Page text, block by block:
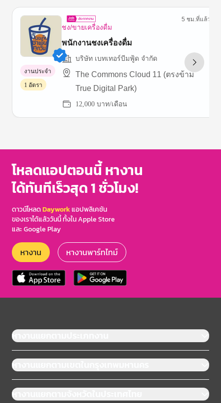
ชง/ขายเครื่องดื่ม
5 ชม.ที่แล้ว
พนักงานชงเครื่องดื่ม
บริษัท เบทเทอร์บีมฟู้ด จำกัด
The Commons Cloud 11 (ตรงข้าม
True Digital Park)
12,000 บาท/เดือน
งานประจำ
1 อัตรา
of
โหลดแอปตอนนี้ หางาน
ได้ทันทีเร็วสุด 1 ชั่วโมง!
ดาวน์โหลดDayworkแอปพลิเคชัน
ของเราได้แล้ววันนี้ ทั้งใน Apple Store
และ Google Play
หางาน หางานพาร์ทไทม์
หางานแยกตามประเภทงาน
หางานแยกตามเขตในกรุงเทพมหานคร
หางานแยกตามจังหวัดในประเทศไทย